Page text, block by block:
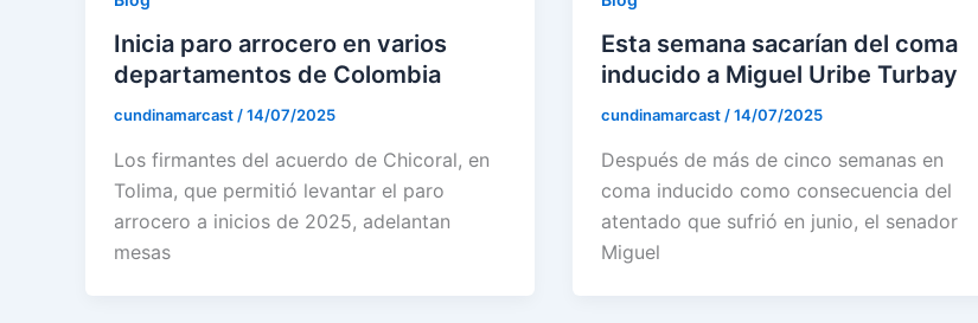
Inicia paro arrocero en varios
departamentos de Colombia
cundinamarcast/14/07/2025
Los firmantes del acuerdo de Chicoral, en
Tolima, que permitió levantar el paro
arrocero a inicios de 2025, adelantan
mesas
Esta semana sacarían del coma
inducido a Miguel Uribe Turbay
cundinamarcast/14/07/2025
Después de más de cinco semanas en
coma inducido como consecuencia del
atentado que sufrió en junio, el senador
Miguel